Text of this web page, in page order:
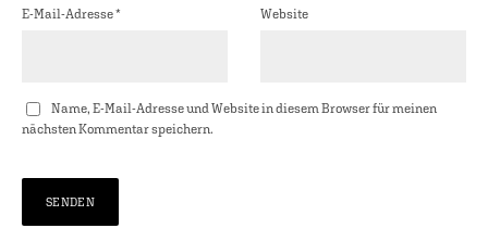
E-Mail-Adresse* Website
Name, E-Mail-Adresse und Website in diesem Browser für meinen
nächsten Kommentar speichern.